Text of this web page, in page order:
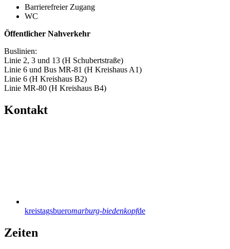
Barrierefreier Zugang
WC
Öffentlicher Nahverkehr
Buslinien:
Linie 2, 3 und 13 (H Schubertstraße)
Linie 6 und Bus MR-81 (H Kreishaus A1)
Linie 6 (H Kreishaus B2)
Linie MR-80 (H Kreishaus B4)
Kontakt
kreistagsbueromarburg-biedenkopfde
Zeiten